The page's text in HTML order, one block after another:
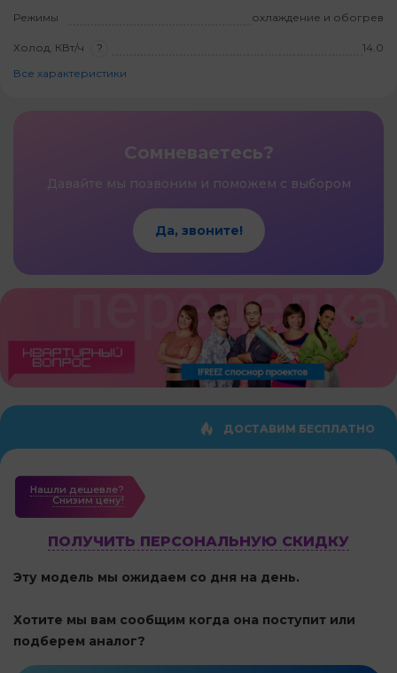
Режимы охлаждение и обогрев
Холод, КВт/ч ?
14.0
Все характеристики
Сомневаетесь?
Давайте мы позвоним и поможем с выбором
Да, звоните!
ДОСТАВИМ БЕСПЛАТНО
Нашли дешевле?
Cнизим цену!
ПОЛУЧИТЬ ПЕРСОНАЛЬНУЮ СКИДКУ
Эту модель мы ожидаем со дня на день.
Хотите мы вам сообщим когда она поступит или
подберем аналог?